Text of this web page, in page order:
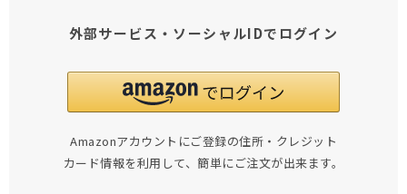
外部サービス・ソーシャルIDでログイン
Amazonアカウントにご登録の住所・クレジット
カード情報を利用して、簡単にご注文が出来ます。